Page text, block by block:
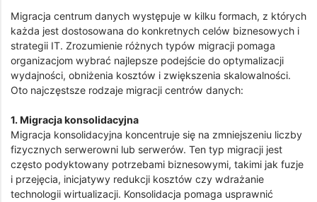
Migracja centrum danych występuje w kilku formach, z których
każda jest dostosowana do konkretnych celów biznesowych i
strategii IT. Zrozumienie różnych typów migracji pomaga
organizacjom wybrać najlepsze podejście do optymalizacji
wydajności, obniżenia kosztów i zwiększenia skalowalności.
Oto najczęstsze rodzaje migracji centrów danych:
1. Migracja konsolidacyjna
Migracja konsolidacyjna koncentruje się na zmniejszeniu liczby
fizycznych serwerowni lub serwerów. Ten typ migracji jest
często podyktowany potrzebami biznesowymi, takimi jak fuzje
i przejęcia, inicjatywy redukcji kosztów czy wdrażanie
technologii wirtualizacji. Konsolidacja pomaga usprawnić